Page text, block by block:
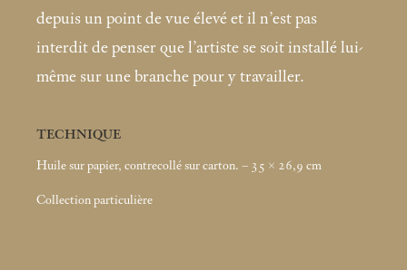
depuis un point de vue élevé et il n’est pas
interdit de penser que l’artiste se soit installé lui-
même sur une branche pour y travailler.
TECHNIQUE
Huile sur papier, contrecollé sur carton. – 35 × 26,9 cm
Collection particulière